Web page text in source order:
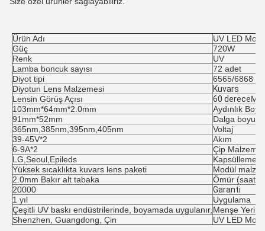
Ürün Adı
UV LED
Güç
720W
Renk
UV
Lamba boncuk sayısı
72 adet
Diyot tipi
6565/6868
Diyotun Lens Malzemesi
Kuvars
Lensin Görüş Açısı
60 derece
103mm*64mm*2.0mm
Aydınlık
91mm*52mm
Dalga boyu
365nm,385nm,395nm,405nm
Voltaj
39-45V*2
Akım
6-9A*2
Çip
LG,Seoul,Epileds
Kapsülleme
Yüksek sıcaklıkta kuvars lens paketi
Modül
2.0mm Bakır alt tabaka
Ömür (saat)
20000
Garanti
1 yıl
Uygulama
Çeşitli UV baskı endüstrilerinde, boyamada uygulanır, Menşe Yeri
Shenzhen, Guangdong, Çin
UV LED